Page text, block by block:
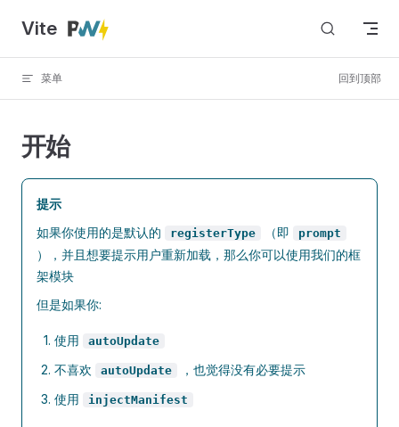
Skip to content
Vite
菜单 回到顶部
开始
提示
如果你使用的是默认的
registerType （即 prompt
），并且想要提示用户重新加载，那么你可以使用我们的框
架模块
但是如果你:
使用 autoUpdate
不喜欢 autoUpdate
，也觉得没有必要提示
使用
injectManifest